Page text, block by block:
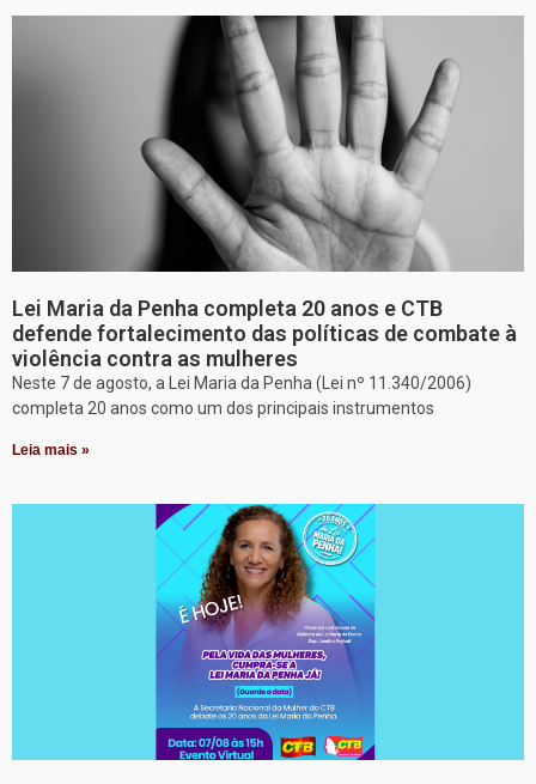
Lei Maria da Penha completa 20 anos e CTB
defende fortalecimento das políticas de combate à
violência contra as mulheres
Neste 7 de agosto, a Lei Maria da Penha (Lei nº 11.340/2006)
completa 20 anos como um dos principais instrumentos
Leia mais »